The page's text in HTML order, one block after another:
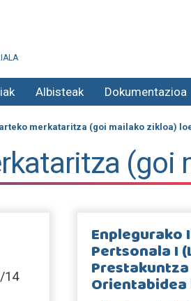
Albisteak Dokumentazioa
merkataritza (goi mailako zikloa)
(goi
14
Enplegurako
Pertsonala I
Orientabidea